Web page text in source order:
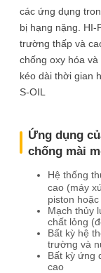
các ứng dụng
bị hạng nặng. HI-
trường thấp và
chống oxy hóa
kéo dài thời gian
S-OIL
Ứng dụng
chống mài
Hệ thống
cao (máy
piston
Mạch thủy
chất lỏng
Bất kỳ hệ
trường và
Bất kỳ ứng
cao